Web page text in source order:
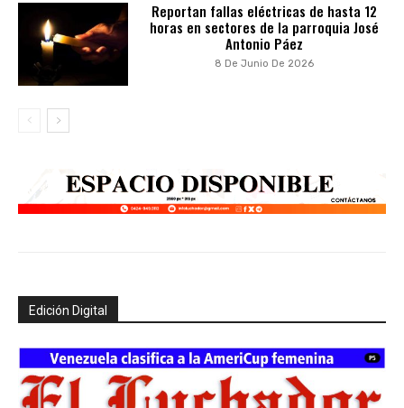
Reportan fallas eléctricas de hasta 12
horas en sectores de la parroquia José
Antonio Páez
8 De Junio De 2026
Edición Digital